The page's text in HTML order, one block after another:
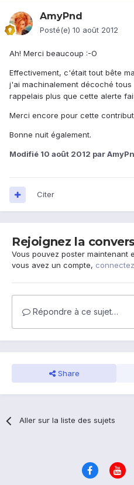
AmyPnd
Posté(e) 10 août 2012
Ah! Merci beaucoup :-O
Effectivement, c'était tout bête
j'ai machinalement décoché tous
rappelais plus que cette alerte
Merci encore pour cette
Bonne nuit également.
Modifié 10 août 2012 par
Citer
Rejoignez la
Vous pouvez poster maintenant
vous avez un compte,
Répondre à ce sujet…
Share
Aller sur la liste des sujets